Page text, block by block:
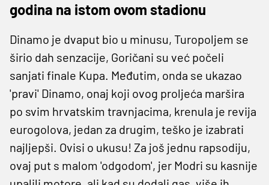
godina na istom ovom stadionu
Dinamo je dvaput bio u minusu, Turopoljem se
širio dah senzacije, Goričani su već počeli
sanjati finale Kupa. Međutim, onda se ukazao
'pravi' Dinamo, onaj koji ovog proljeća maršira
po svim hrvatskim travnjacima, krenula je revija
eurogolova, jedan za drugim, teško je izabrati
najljepši. Ovisi o ukusu! Za još jednu rapsodiju,
ovaj put s malom 'odgodom', jer Modri su kasnije